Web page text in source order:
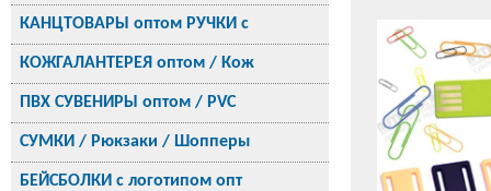
КАНЦТОВАРЫ оптом РУЧКИ с
КОЖГАЛАНТЕРЕЯ оптом / Кож
ПВХ СУВЕНИРЫ оптом / PVC
СУМКИ / Рюкзаки / Шопперы
БЕЙСБОЛКИ с логотипом опт